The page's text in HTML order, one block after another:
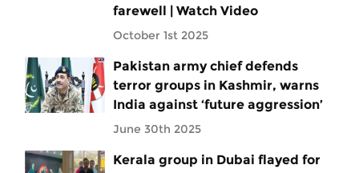
farewell | Watch Video
October 1st 2025
Pakistan army chief defends
terror groups in Kashmir, warns
India against ‘future aggression’
June 30th 2025
Kerala group in Dubai flayed for